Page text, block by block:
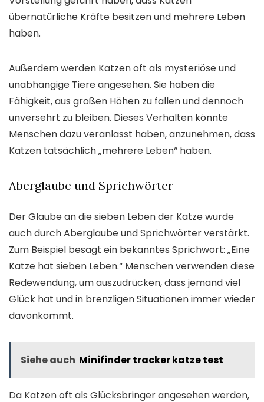
übernatürliche Kräfte besitzen und mehrere Leben
haben.
Außerdem werden Katzen oft als mysteriöse und
unabhängige Tiere angesehen. Sie haben die
Fähigkeit, aus großen Höhen zu fallen und dennoch
unversehrt zu bleiben. Dieses Verhalten könnte
Menschen dazu veranlasst haben, anzunehmen, dass
Katzen tatsächlich „mehrere Leben“ haben.
Aberglaube und Sprichwörter
Der Glaube an die sieben Leben der Katze wurde
auch durch Aberglaube und Sprichwörter verstärkt.
Zum Beispiel besagt ein bekanntes Sprichwort: „Eine
Katze hat sieben Leben.“ Menschen verwenden diese
Redewendung, um auszudrücken, dass jemand viel
Glück hat und in brenzligen Situationen immer wieder
davonkommt.
Siehe auch Minifinder tracker katze test
Da Katzen oft als Glücksbringer angesehen werden,